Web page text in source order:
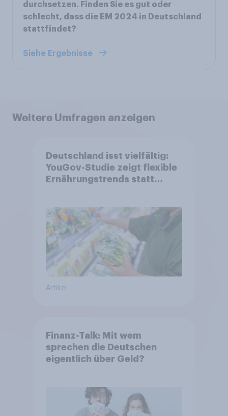
durchsetzen. Finden Sie es gut oder
schlecht, dass die EM 2024 in Deutschland
stattfindet?
Siehe Ergebnisse
Weitere Umfragen anzeigen
Deutschland isst vielfältig:
YouGov-Studie zeigt flexible
Ernährungstrends statt
Artikel
Finanz-Talk: Mit wem
sprechen die Deutschen
eigentlich über Geld?